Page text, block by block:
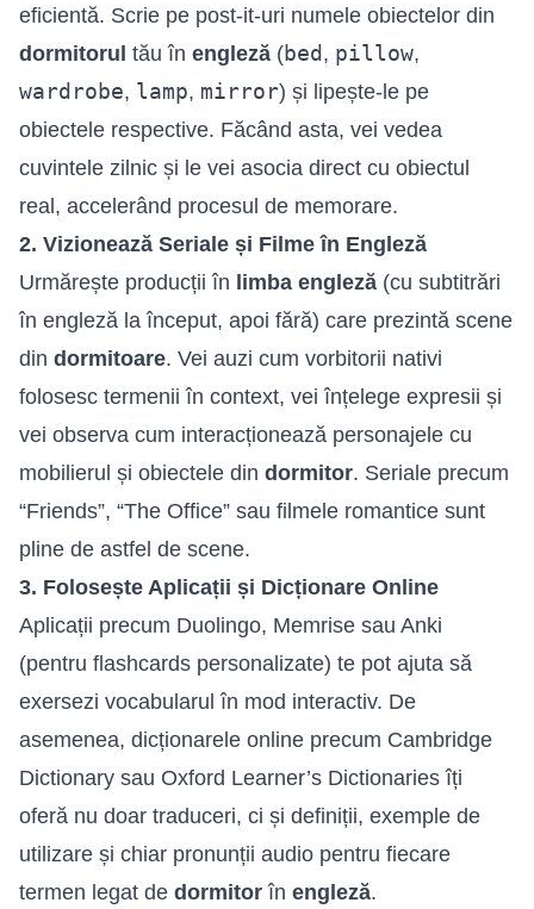
eficientă. Scrie pe post-it-uri numele obiectelor din
dormitorul tău în engleză (bed, pillow,
wardrobe, lamp, mirror) și lipește-le pe
obiectele respective. Făcând asta, vei vedea
cuvintele zilnic și le vei asocia direct cu obiectul
real, accelerând procesul de memorare.
2. Vizionează Seriale și Filme în Engleză
Urmărește producții în limba engleză (cu subtitrări
în engleză la început, apoi fără) care prezintă scene
din dormitoare. Vei auzi cum vorbitorii nativi
folosesc termenii în context, vei înțelege expresii și
vei observa cum interacționează personajele cu
mobilierul și obiectele din dormitor. Seriale precum
“Friends”, “The Office” sau filmele romantice sunt
pline de astfel de scene.
3. Folosește Aplicații și Dicționare Online
Aplicații precum Duolingo, Memrise sau Anki
(pentru flashcards personalizate) te pot ajuta să
exersezi vocabularul în mod interactiv. De
asemenea, dicționarele online precum Cambridge
Dictionary sau Oxford Learner’s Dictionaries îți
oferă nu doar traduceri, ci și definiții, exemple de
utilizare și chiar pronunții audio pentru fiecare
termen legat de dormitor în engleză.